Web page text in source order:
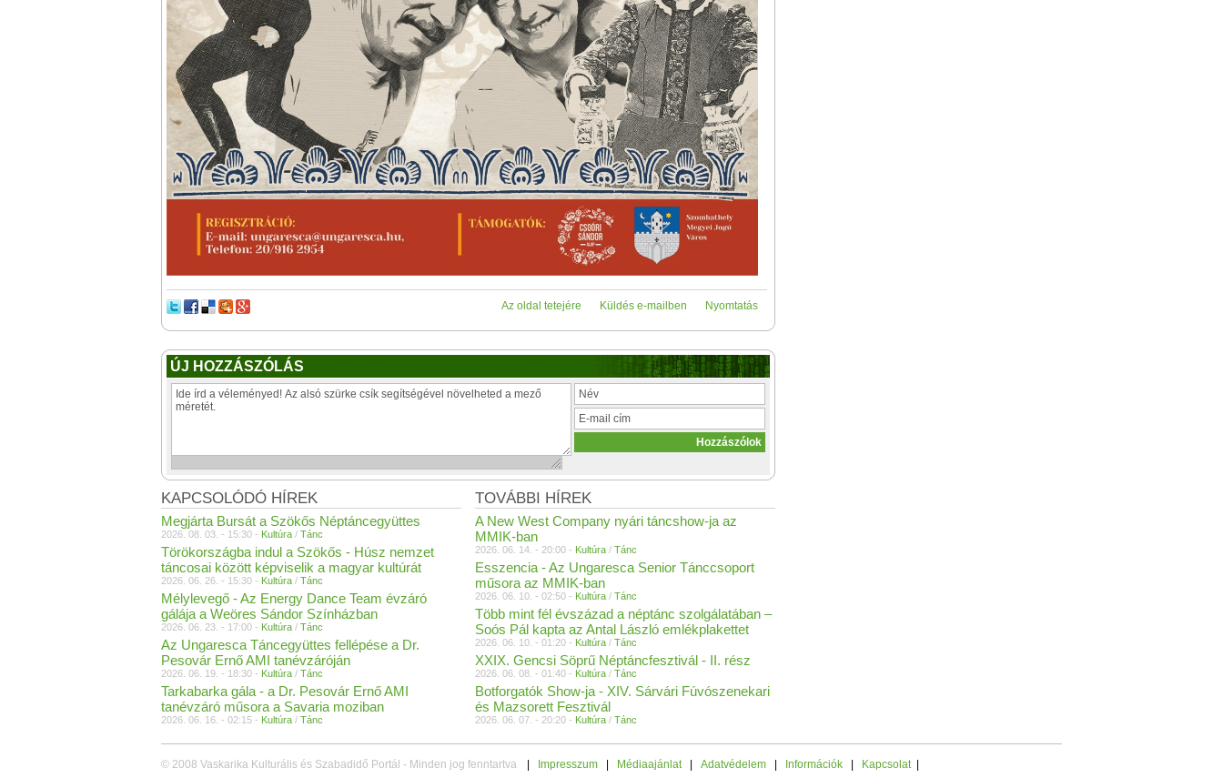
Nyomtatás
Küldés e-mailben
Az oldal tetejére
ÚJ HOZZÁSZÓLÁS
TOVÁBBI HÍREK
A New West Company nyári táncshow-ja az
MMIK-ban
2026. 06. 14. - 20:00 - Kultúra / Tánc
Esszencia - Az Ungaresca Senior Tánccsoport
műsora az MMIK-ban
2026. 06. 10. - 02:50 - Kultúra / Tánc
Több mint fél évszázad a néptánc szolgálatában –
Soós Pál kapta az Antal László emlékplakettet
2026. 06. 10. - 01:20 - Kultúra / Tánc
XXIX. Gencsi Söprű Néptáncfesztivál - II. rész
2026. 06. 08. - 01:40 - Kultúra / Tánc
Botforgatók Show-ja - XIV. Sárvári Fúvószenekari
és Mazsorett Fesztivál
2026. 06. 07. - 20:20 - Kultúra / Tánc
KAPCSOLÓDÓ HÍREK
Megjárta Bursát a Szökős Néptáncegyüttes
2026. 08. 03. - 15:30 - Kultúra / Tánc
Törökországba indul a Szökős - Húsz nemzet
táncosai között képviselik a magyar kultúrát
2026. 06. 26. - 15:30 - Kultúra / Tánc
Mélylevegő - Az Energy Dance Team évzáró
gálája a Weöres Sándor Színházban
2026. 06. 23. - 17:00 - Kultúra / Tánc
Az Ungaresca Táncegyüttes fellépése a Dr.
Pesovár Ernő AMI tanévzáróján
2026. 06. 19. - 18:30 - Kultúra / Tánc
Tarkabarka gála - a Dr. Pesovár Ernő AMI
tanévzáró műsora a Savaria moziban
2026. 06. 16. - 02:15 - Kultúra / Tánc
© 2008 Vaskarika Kulturális és Szabadidő Portál - Minden jog fenntartva Impresszum Médiaajánlat Adatvédelem Információk Kapcsolat